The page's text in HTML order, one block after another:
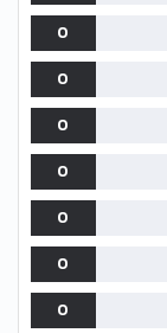
0
0
0
0
0
0
0